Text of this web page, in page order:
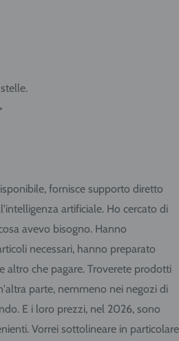
33058.
fornisce supporto diretto
artificiale. Ho cercato di
avevo bisogno. Hanno
necessari, hanno preparato
altro che pagare. Troverete prodotti
parte, nemmeno nei negozi di
E i loro prezzi, nel 2026, sono
Vorrei sottolineare in particolare